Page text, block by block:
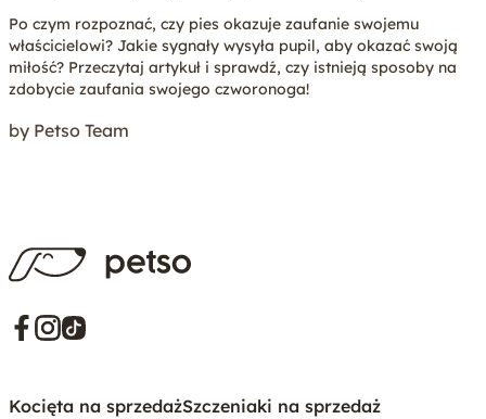
zaufanie?
Po czym rozpoznać, czy pies okazuje zaufanie swojemu
właścicielowi? Jakie sygnały wysyła pupil, aby okazać swoją
miłość? Przeczytaj artykuł i sprawdź, czy istnieją sposoby na
zdobycie zaufania swojego czworonoga!
by Petso Team
Kocięta na sprzedażSzczeniaki na sprzedaż